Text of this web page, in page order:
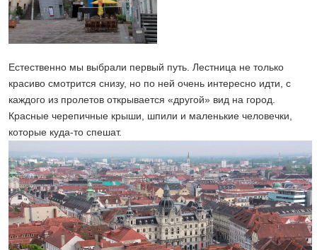
Естественно мы выбрали первый путь. Лестница не только
красиво смотрится снизу, но по ней очень интересно идти, с
каждого из пролетов открывается «другой» вид на город.
Красные черепичные крыши, шпили и маленькие человечки,
которые куда-то спешат.